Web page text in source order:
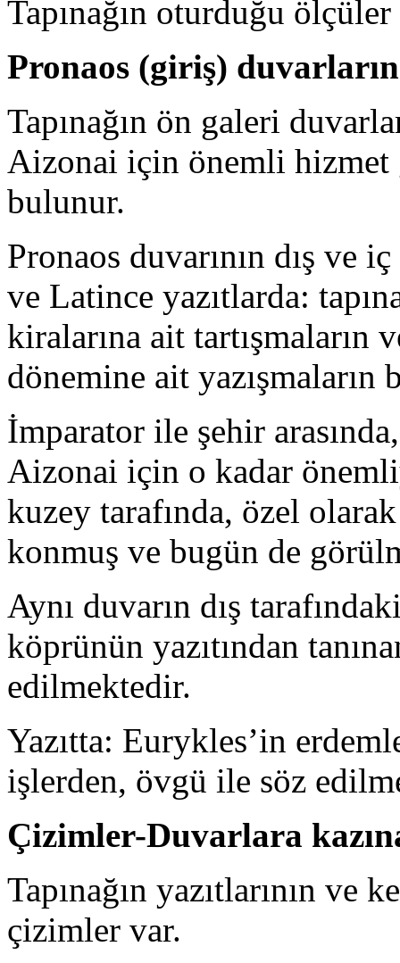
Tapınağın oturduğu
Pronaos (giriş)
Tapınağın ön galeri
Aizonai için önemli hizmet
bulunur.
Pronaos duvarının dış ve
ve Latince yazıtlarda:
kiralarına ait tartışmaların
dönemine ait
İmparator ile şehir
Aizonai için o kadar
kuzey tarafında, özel
konmuş ve bugün de
Aynı duvarın dış
köprünün yazıtından
edilmektedir.
Yazıtta: Eurykles’in
işlerden, övgü ile söz
Çizimler-Duvarlara
Tapınağın yazıtlarının ve
çizimler var.